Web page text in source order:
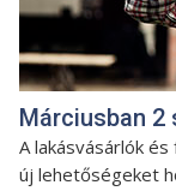
Márciusban 2
A lakásvásárlók
új lehetőségeket